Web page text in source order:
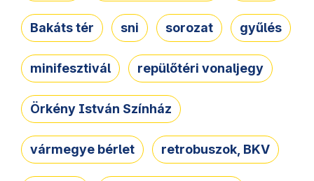
Bakáts tér sni sorozat gyűlés
minifesztivál repülőtéri vonaljegy
Örkény István Színház
vármegye bérlet retrobuszok, BKV